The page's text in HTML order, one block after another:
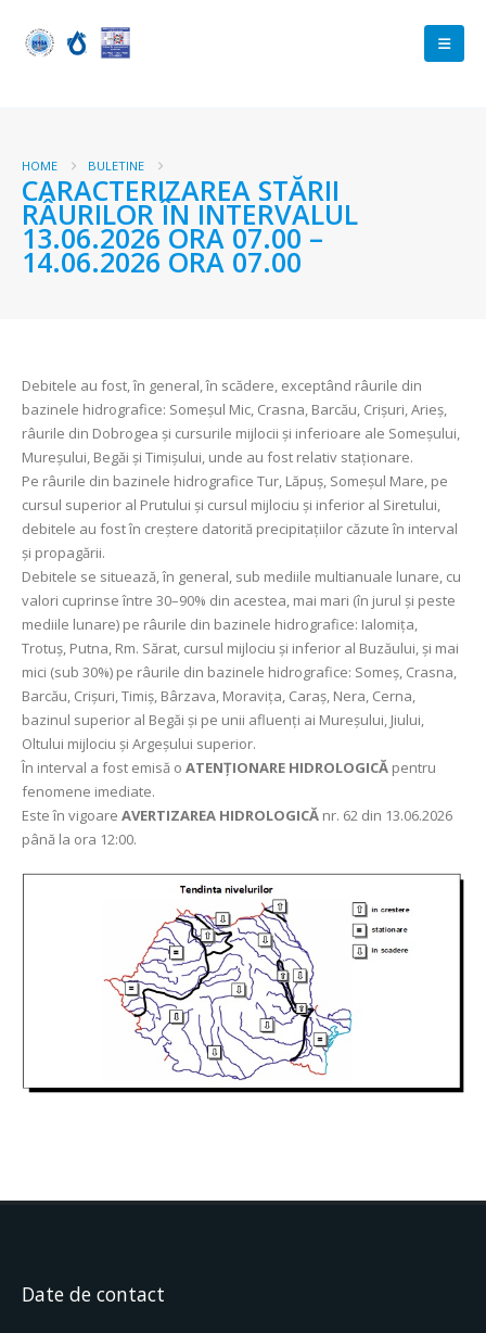
HOME BULETINE
CARACTERIZAREA STĂRII
RÂURILOR ÎN INTERVALUL
13.06.2026 ORA 07.00 –
14.06.2026 ORA 07.00
Debitele au fost, în general, în scădere, exceptând râurile din
bazinele hidrografice: Someșul Mic, Crasna, Barcău, Crișuri, Arieș,
râurile din Dobrogea și cursurile mijlocii și inferioare ale Someșului,
Mureșului, Begăi și Timișului, unde au fost relativ staționare.
Pe râurile din bazinele hidrografice Tur, Lăpuș, Someșul Mare, pe
cursul superior al Prutului și cursul mijlociu și inferior al Siretului,
debitele au fost în creștere datorită precipitațiilor căzute în interval
și propagării.
Debitele se situează, în general, sub mediile multianuale lunare, cu
valori cuprinse între 30–90% din acestea, mai mari (în jurul și peste
mediile lunare) pe râurile din bazinele hidrografice: Ialomița,
Trotuș, Putna, Rm. Sărat, cursul mijlociu și inferior al Buzăului, și mai
mici (sub 30%) pe râurile din bazinele hidrografice: Someș, Crasna,
Barcău, Crișuri, Timiș, Bârzava, Moravița, Caraș, Nera, Cerna,
bazinul superior al Begăi și pe unii afluenți ai Mureșului, Jiului,
Oltului mijlociu și Argeșului superior.
În interval a fost emisă o ATENȚIONARE HIDROLOGICĂ pentru
fenomene imediate.
Este în vigoare AVERTIZAREA HIDROLOGICĂ nr. 62 din 13.06.2026
până la ora 12:00.
Date de contact